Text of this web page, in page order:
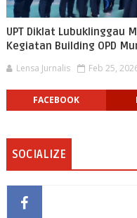
UPT Diklat Lubuklinggau
Kegiatan Building OPD
Lensa Jurnalis Feb 25,
FACEBOOK
SOCIALIZE